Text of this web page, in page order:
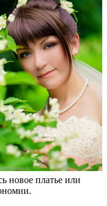
новое платье или